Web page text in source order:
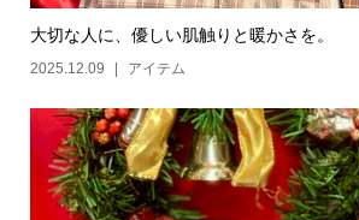
大切な人に、優しい肌触りと暖かさを。
2025.12.09 アイテム